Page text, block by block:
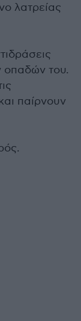
λατρείας
οπαδών του.
παίρνουν